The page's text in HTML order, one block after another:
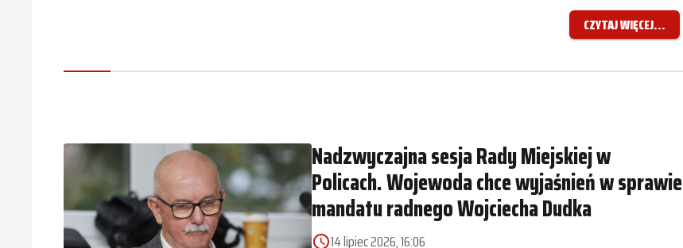
CZYTAJ WIĘCEJ...
Nadzwyczajna sesja Rady Miejskiej w
Policach. Wojewoda chce wyjaśnień w sprawie
mandatu radnego Wojciecha Dudka
access_time14 lipiec 2026, 16:06